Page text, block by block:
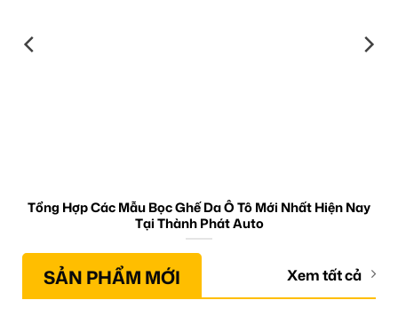
Tổng Hợp Các Mẫu Bọc Ghế Da Ô Tô Mới Nhất Hiện Nay
Tại Thành Phát Auto
SẢN PHẨM MỚI Xem tất cả